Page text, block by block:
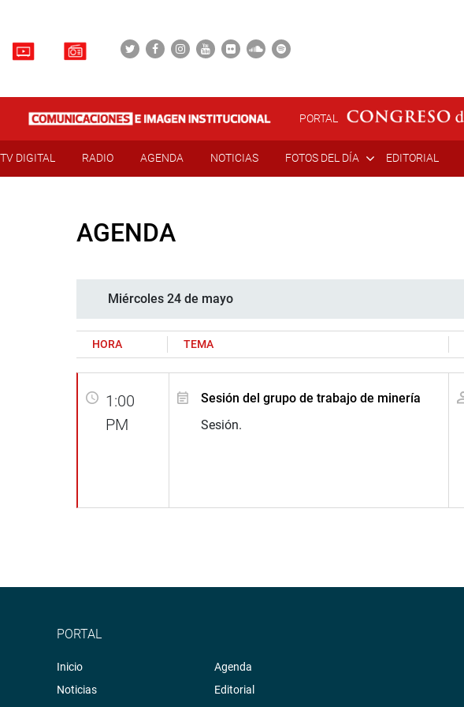
PORTAL
TV DIGITAL RADIO AGENDA NOTICIAS FOTOS DEL DÍA EDITORIAL
AGENDA
Miércoles 24 de mayo
HORA TEMA
1:00
PM
Sesión del grupo de trabajo de minería
Sesión.
PORTAL
Inicio
Noticias
Agenda
Editorial